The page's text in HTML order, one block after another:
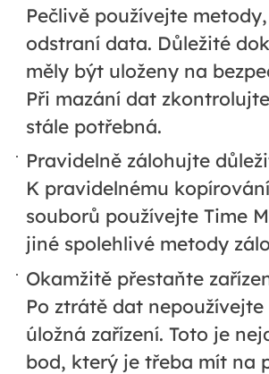
Pečlivě používejte
odstraní data. Důležité
měly být uloženy na
Při mazání dat
stále potřebná.
Pravidelně zálohujte
K pravidelnému
souborů používejte Time
jiné spolehlivé metody
Okamžitě přestaňte
Po ztrátě dat
úložná zařízení. Toto je
bod, který je třeba mít na